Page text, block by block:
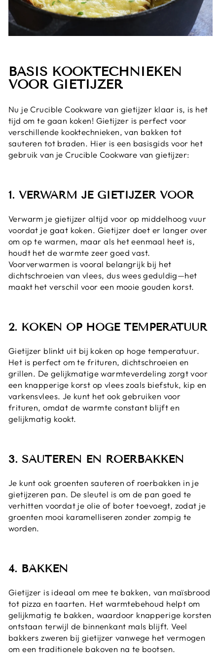
BASIS KOOKTECHNIEKEN
VOOR GIETIJZER
Nu je Crucible Cookware van gietijzer klaar is, is het
tijd om te gaan koken! Gietijzer is perfect voor
verschillende kooktechnieken, van bakken tot
sauteren tot braden. Hier is een basisgids voor het
gebruik van je Crucible Cookware van gietijzer:
1. VERWARM JE GIETIJZER VOOR
Verwarm je gietijzer altijd voor op middelhoog vuur
voordat je gaat koken. Gietijzer doet er langer over
om op te warmen, maar als het eenmaal heet is,
houdt het de warmte zeer goed vast.
Voorverwarmen is vooral belangrijk bij het
dichtschroeien van vlees, dus wees geduldig—het
maakt het verschil voor een mooie gouden korst.
2. KOKEN OP HOGE TEMPERATUUR
Gietijzer blinkt uit bij koken op hoge temperatuur.
Het is perfect om te frituren, dichtschroeien en
grillen. De gelijkmatige warmteverdeling zorgt voor
een knapperige korst op vlees zoals biefstuk, kip en
varkensvlees. Je kunt het ook gebruiken voor
frituren, omdat de warmte constant blijft en
gelijkmatig kookt.
3. SAUTEREN EN ROERBAKKEN
Je kunt ook groenten sauteren of roerbakken in je
gietijzeren pan. De sleutel is om de pan goed te
verhitten voordat je olie of boter toevoegt, zodat je
groenten mooi karamelliseren zonder zompig te
worden.
4. BAKKEN
Gietijzer is ideaal om mee te bakken, van maïsbrood
tot pizza en taarten. Het warmtebehoud helpt om
gelijkmatig te bakken, waardoor knapperige korsten
ontstaan terwijl de binnenkant mals blijft. Veel
bakkers zweren bij gietijzer vanwege het vermogen
om een traditionele bakoven na te bootsen.